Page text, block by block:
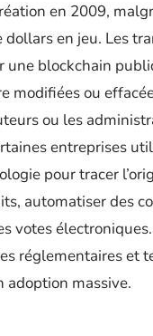
en 2009,
en jeu. Les
une blockchain
modifiées ou
ou les
entreprises
pour tracer
automatiser des
votes
réglementaires et
adoption massive.